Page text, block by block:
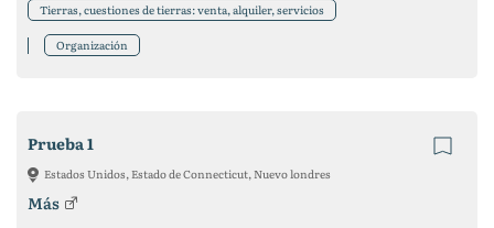
Tierras, cuestiones de tierras: venta, alquiler, servicios
Organización
Prueba 1
Estados Unidos, Estado de Connecticut, Nuevo londres
Más